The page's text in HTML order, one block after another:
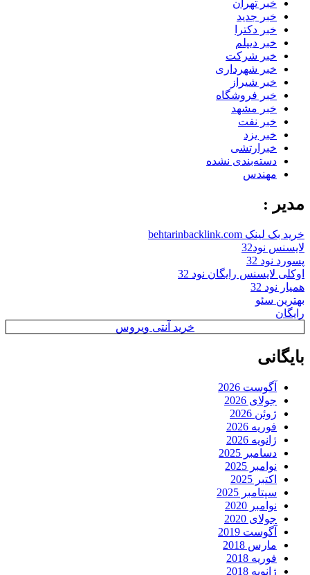
خبر تهران
خبر جدید
خبر دکترا
خبر دیپلم
خبر شرکت
خبر شهرداری
خبر شیراز
خبر فروشگاه
خبر مشهد
خبر نفت
خبر یزد
خبرارتشی
دسته‌بندی نشده
مهندس
مدیر :
خرید بک لینک behtarinbacklink.com
لایسنس نود32
پسورد نود 32
اوکلی لایسنس رایگان نود 32
همیار نود 32
بهترین سئو
رایگان
خرید آنتی ویروس
بایگانی
آگوست 2026
جولای 2026
ژوئن 2026
فوریه 2026
ژانویه 2026
دسامبر 2025
نوامبر 2025
اکتبر 2025
سپتامبر 2025
نوامبر 2020
جولای 2020
آگوست 2019
مارس 2018
فوریه 2018
ژانویه 2018